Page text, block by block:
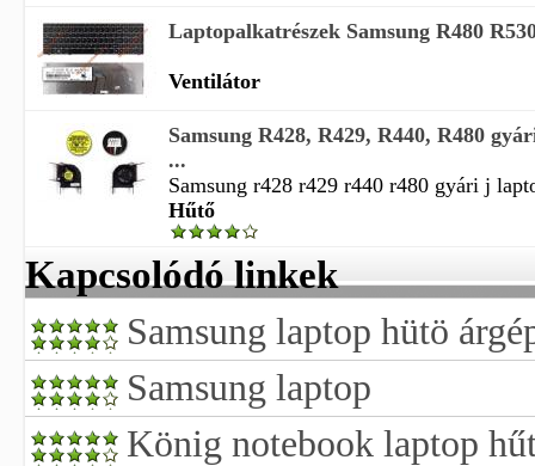
Laptopalkatrészek Samsung R480
Ventilátor
Samsung R428, R429, R440, R480
...
Samsung r428 r429 r440 r480 gyári j
Hűtő
Kapcsolódó linkek
Samsung laptop hütö
Samsung laptop
König notebook laptop